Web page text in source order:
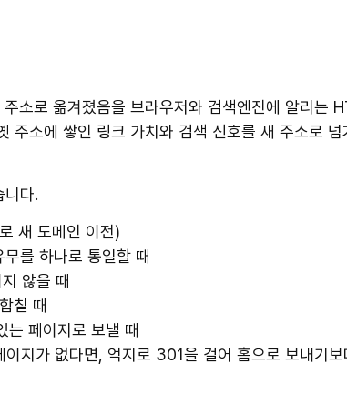
소로 옮겨졌음을 브라우저와 검색엔진에 알리는
주소에 쌓인 링크 가치와 검색 신호를 새 주소로
다.
새 도메인 이전)
를 하나로 통일할 때
않을 때
칠 때
는 페이지로 보낼 때
지가 없다면, 억지로 301을 걸어 홈으로 보내기보